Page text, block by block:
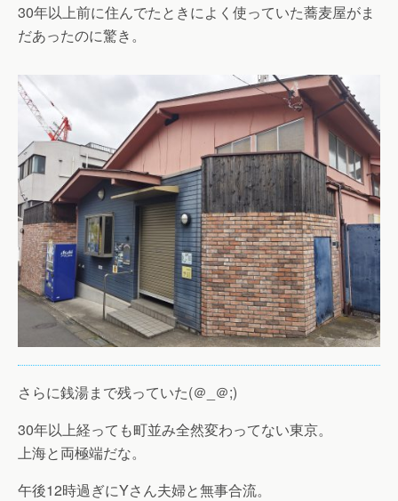
30年以上前に住んでたときによく使っていた蕎麦屋がま
だあったのに驚き。
さらに銭湯まで残っていた(＠_＠;)
30年以上経っても町並み全然変わってない東京。
上海と両極端だな。
午後12時過ぎにYさん夫婦と無事合流。